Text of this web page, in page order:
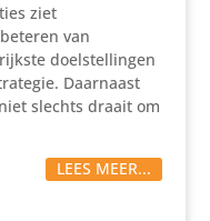
ziet
van
doelstellingen
Daarnaast
slechts draait om
LEES MEER...